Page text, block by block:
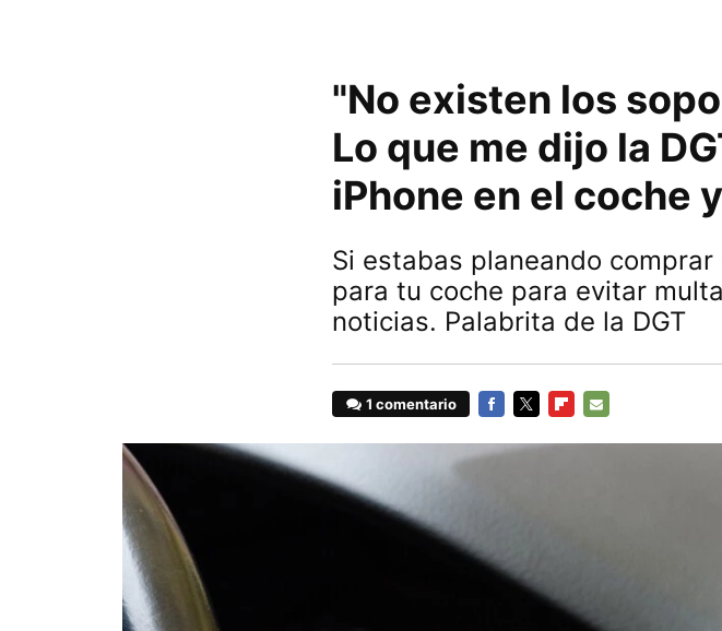
"No existen los
Lo que me dijo la
iPhone en el coche
Si estabas planeando
para tu coche para evitar
noticias. Palabrita de la DGT
1 comentario